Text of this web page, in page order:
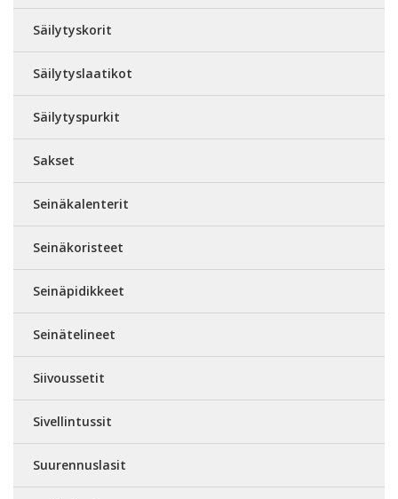
Säilytyskorit
Säilytyslaatikot
Säilytyspurkit
Sakset
Seinäkalenterit
Seinäkoristeet
Seinäpidikkeet
Seinätelineet
Siivoussetit
Sivellintussit
Suurennuslasit